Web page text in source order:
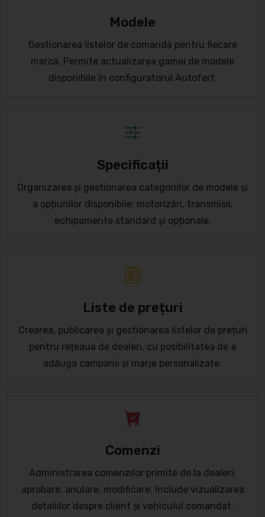
Modele
Gestionarea listelor de comandă pentru fiecare
marcă. Permite actualizarea gamei de modele
disponibile în configuratorul Autofert.
Specificații
Organizarea și gestionarea categoriilor de modele și
a opțiunilor disponibile: motorizări, transmisii,
echipamente standard și opționale.
Liste de prețuri
Crearea, publicarea și gestionarea listelor de prețuri
pentru rețeaua de dealeri, cu posibilitatea de a
adăuga campanii și marje personalizate.
Comenzi
Administrarea comenzilor primite de la dealeri:
aprobare, anulare, modificare. Include vizualizarea
detaliilor despre client și vehiculul comandat.